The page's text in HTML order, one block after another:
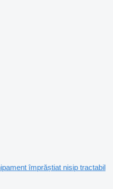
împrăștiat nisip tractabil